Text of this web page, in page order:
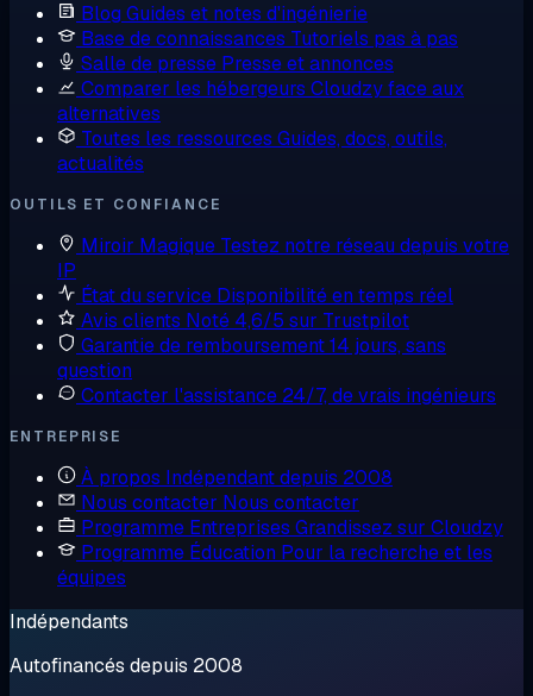
Blog Guides et notes d'ingénierie
Base de connaissances Tutoriels pas à pas
Salle de presse Presse et annonces
Comparer les hébergeurs Cloudzy face aux
alternatives
Toutes les ressources Guides, docs, outils,
actualités
OUTILS ET CONFIANCE
Miroir Magique Testez notre réseau depuis votre
IP
État du service Disponibilité en temps réel
Avis clients Noté 4,6/5 sur Trustpilot
Garantie de remboursement14 jours, sans
question
Contacter l'assistance 24/7, de vrais ingénieurs
ENTREPRISE
À propos Indépendant depuis 2008
Nous contacter Nous contacter
Programme Entreprises Grandissez sur Cloudzy
Programme Éducation Pour la recherche et les
équipes
Indépendants
Autofinancés depuis 2008